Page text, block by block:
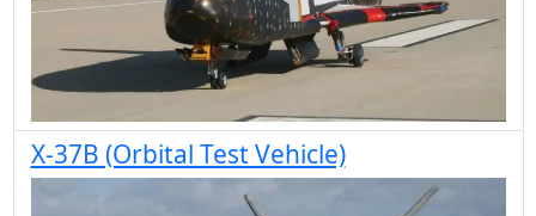
X-37B (Orbital Test Vehicle)